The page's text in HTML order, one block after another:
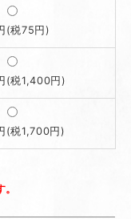
(税75円)
(税1,400円)
(税1,700円)